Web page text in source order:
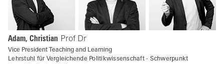
Adam, Christian Prof Dr
Vice President Teaching and Learning
Lehrstuhl für Vergleichende Politikwissenschaft - Schwerpunkt